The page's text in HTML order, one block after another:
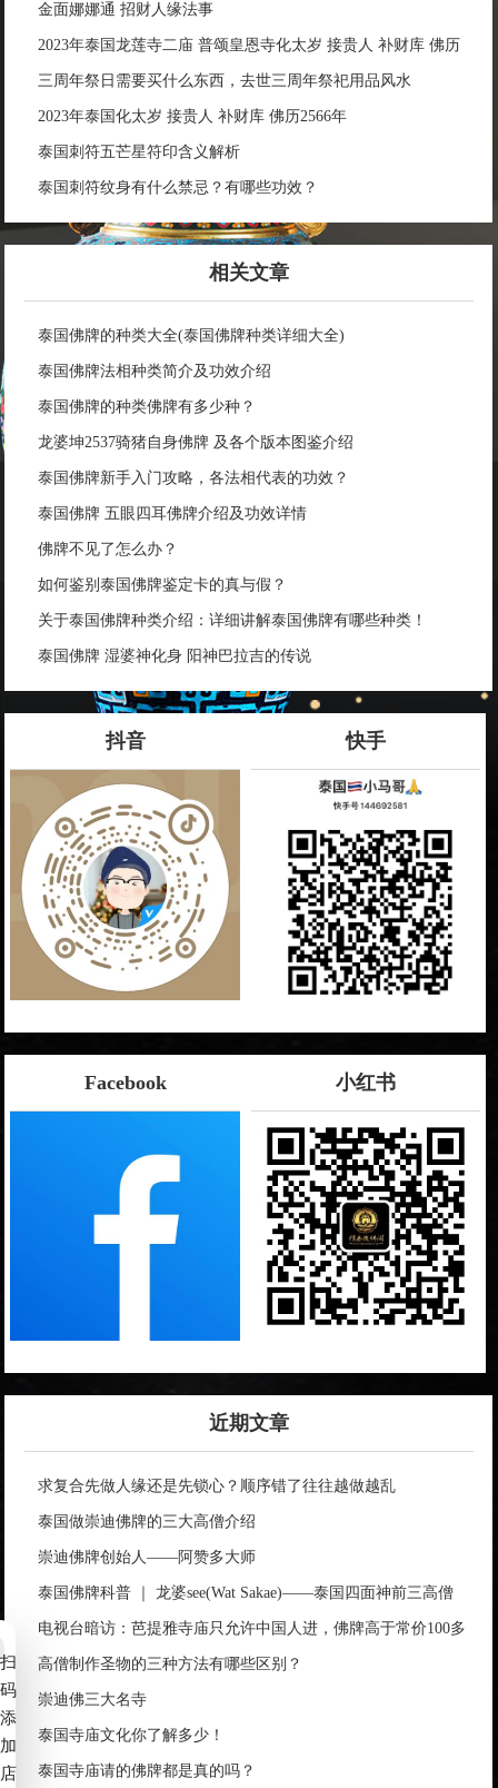
金面娜娜通 招财人缘法事
2023年泰国龙莲寺二庙 普颂皇恩寺化太岁 接贵人 补财库 佛历
2566年
三周年祭日需要买什么东西，去世三周年祭祀用品风水
2023年泰国化太岁 接贵人 补财库 佛历2566年
泰国刺符五芒星符印含义解析
泰国刺符纹身有什么禁忌？有哪些功效？
相关文章
泰国佛牌的种类大全(泰国佛牌种类详细大全)
泰国佛牌法相种类简介及功效介绍
泰国佛牌的种类佛牌有多少种？
龙婆坤2537骑猪自身佛牌 及各个版本图鉴介绍
泰国佛牌新手入门攻略，各法相代表的功效？
泰国佛牌 五眼四耳佛牌介绍及功效详情
佛牌不见了怎么办？
如何鉴别泰国佛牌鉴定卡的真与假？
关于泰国佛牌种类介绍：详细讲解泰国佛牌有哪些种类！
泰国佛牌 湿婆神化身 阳神巴拉吉的传说
抖音 快手
Facebook 小红书
近期文章
求复合先做人缘还是先锁心？顺序错了往往越做越乱
泰国做崇迪佛牌的三大高僧介绍
崇迪佛牌创始人——阿赞多大师
泰国佛牌科普 ｜ 龙婆see(Wat Sakae)——泰国四面神前三高僧
电视台暗访：芭提雅寺庙只允许中国人进，佛牌高于常价100多
倍！
高僧制作圣物的三种方法有哪些区别？
崇迪佛三大名寺
泰国寺庙文化你了解多少！
泰国寺庙请的佛牌都是真的吗？
扫
码
添
加
店